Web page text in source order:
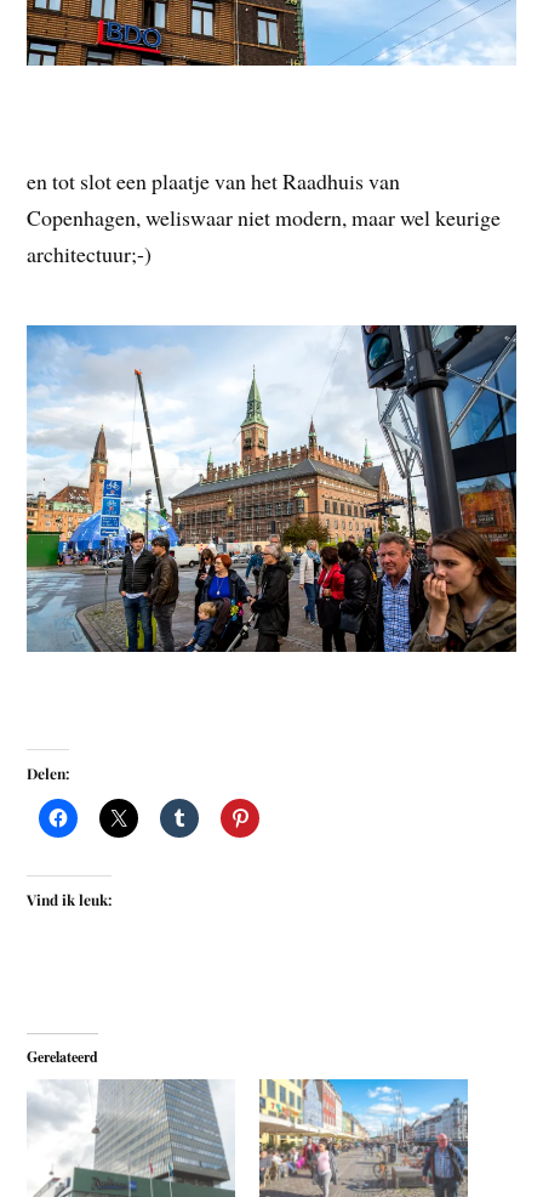
en tot slot een plaatje van het Raadhuis van
Copenhagen, weliswaar niet modern, maar wel keurige
architectuur;-)
Delen:
Vind ik leuk:
Gerelateerd